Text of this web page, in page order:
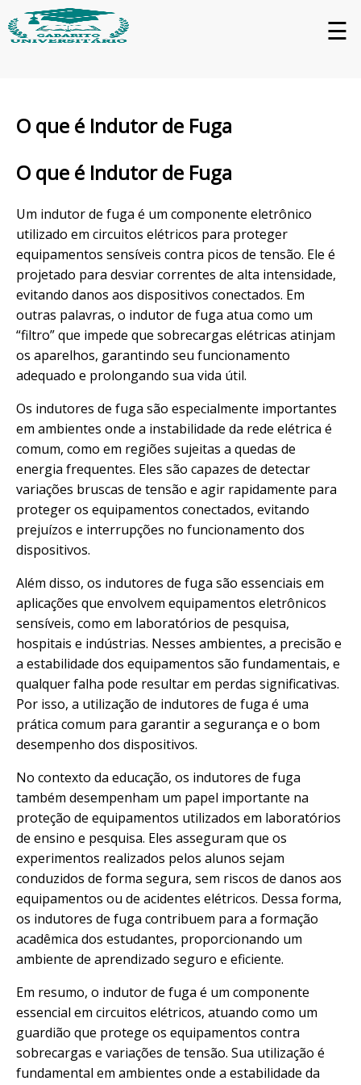
☰
O que é Indutor de Fuga
O que é Indutor de Fuga
Um indutor de fuga é um componente eletrônico
utilizado em circuitos elétricos para proteger
equipamentos sensíveis contra picos de tensão. Ele é
projetado para desviar correntes de alta intensidade,
evitando danos aos dispositivos conectados. Em
outras palavras, o indutor de fuga atua como um
“filtro” que impede que sobrecargas elétricas atinjam
os aparelhos, garantindo seu funcionamento
adequado e prolongando sua vida útil.
Os indutores de fuga são especialmente importantes
em ambientes onde a instabilidade da rede elétrica é
comum, como em regiões sujeitas a quedas de
energia frequentes. Eles são capazes de detectar
variações bruscas de tensão e agir rapidamente para
proteger os equipamentos conectados, evitando
prejuízos e interrupções no funcionamento dos
dispositivos.
Além disso, os indutores de fuga são essenciais em
aplicações que envolvem equipamentos eletrônicos
sensíveis, como em laboratórios de pesquisa,
hospitais e indústrias. Nesses ambientes, a precisão e
a estabilidade dos equipamentos são fundamentais, e
qualquer falha pode resultar em perdas significativas.
Por isso, a utilização de indutores de fuga é uma
prática comum para garantir a segurança e o bom
desempenho dos dispositivos.
No contexto da educação, os indutores de fuga
também desempenham um papel importante na
proteção de equipamentos utilizados em laboratórios
de ensino e pesquisa. Eles asseguram que os
experimentos realizados pelos alunos sejam
conduzidos de forma segura, sem riscos de danos aos
equipamentos ou de acidentes elétricos. Dessa forma,
os indutores de fuga contribuem para a formação
acadêmica dos estudantes, proporcionando um
ambiente de aprendizado seguro e eficiente.
Em resumo, o indutor de fuga é um componente
essencial em circuitos elétricos, atuando como um
guardião que protege os equipamentos contra
sobrecargas e variações de tensão. Sua utilização é
fundamental em ambientes onde a estabilidade da